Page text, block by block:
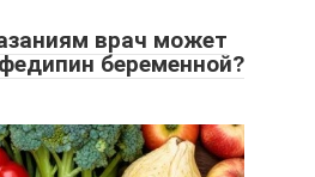
врач может
беременной?